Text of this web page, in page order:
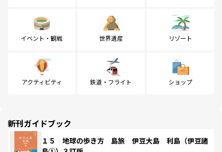
イベント・観戦 世界遺産 リゾート
アクティビティ 鉄道・フライト ショップ
新刊ガイドブック
１５ 地球の歩き方 島旅 伊豆大島 利島（伊豆諸